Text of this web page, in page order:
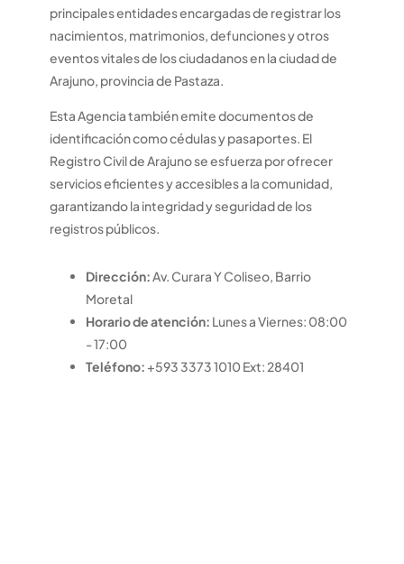
principales entidades encargadas de registrar los
nacimientos, matrimonios, defunciones y otros
eventos vitales de los ciudadanos en la ciudad de
Arajuno, provincia de Pastaza.
Esta Agencia también emite documentos de
identificación como cédulas y pasaportes. El
Registro Civil de Arajuno se esfuerza por ofrecer
servicios eficientes y accesibles a la comunidad,
garantizando la integridad y seguridad de los
registros públicos.
Dirección:Av. Curara Y Coliseo, Barrio
Moretal
Horario de atención: Lunes a Viernes: 08:00
- 17:00
Teléfono: +593 3373 1010 Ext: 28401